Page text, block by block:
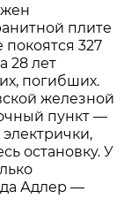
плите
327
28 лет
погибших.
железной
пункт —
остановку. У
Адлер —